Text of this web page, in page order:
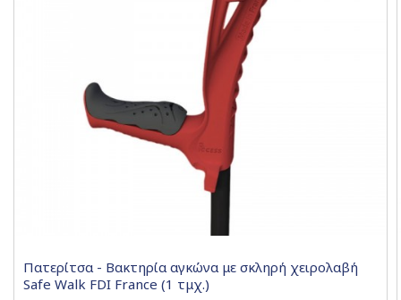
Πατερίτσα - Βακτηρία αγκώνα με σκληρή χειρολαβή
Safe Walk FDI France (1 τμχ.)